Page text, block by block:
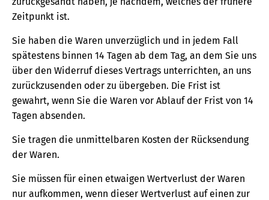
Zeitpunkt ist.
Sie haben die Waren unverzüglich und in jedem Fall
spätestens binnen 14 Tagen ab dem Tag, an dem Sie uns
über den Widerruf dieses Vertrags unterrichten, an uns
zurückzusenden oder zu übergeben. Die Frist ist
gewahrt, wenn Sie die Waren vor Ablauf der Frist von 14
Tagen absenden.
Sie tragen die unmittelbaren Kosten der Rücksendung
der Waren.
Sie müssen für einen etwaigen Wertverlust der Waren
nur aufkommen, wenn dieser Wertverlust auf einen zur